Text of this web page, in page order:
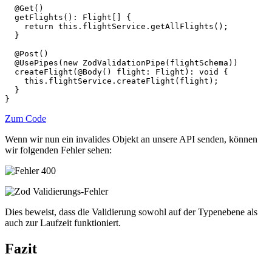
  @Get()
  getFlights(): Flight[] {
    return this.flightService.getAllFlights();
  }
  @Post()
  @UsePipes(new ZodValidationPipe(flightSchema))
  createFlight(@Body() flight: Flight): void {
    this.flightService.createFlight(flight);
  }
}
Zum Code
Wenn wir nun ein invalides Objekt an unsere API senden, können
wir folgenden Fehler sehen:
Dies beweist, dass die Validierung sowohl auf der Typenebene als
auch zur Laufzeit funktioniert.
Fazit